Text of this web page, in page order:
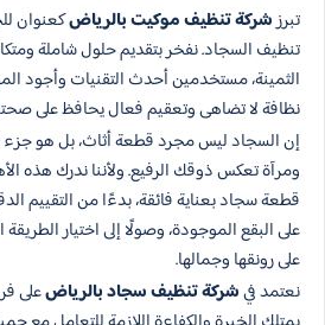
تبرزشركة تنظيف موكيت بالرياضكعنوان
تنظيف السجاد. نفخر بتقديم حلول شاملة
الثمينة، مستخدمين أحدث التقنيات وأجود
نظافة لا تضاهى وتعقيم فعال يحافظ على
إن السجاد ليس مجرد قطعة أثاث، بل هو جزء
ومرآة تعكس ذوقك الرفيع. ولأننا ندرك هذه
قطعة سجاد بعناية فائقة، بدءًا من التقييم
على البقع الموجودة، وصولًا إلى اختيار
على رونقها وجمالها.
نعتمد فيشركة تنظيف سجاد بالرياضعلى